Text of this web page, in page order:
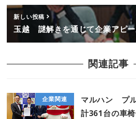
新しい投稿
玉越 謎解きを通じて企業アピ
関連記事
企業関連
マルハン プ
計361台の車